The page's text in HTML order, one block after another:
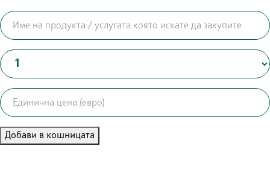
Добави в кошницата